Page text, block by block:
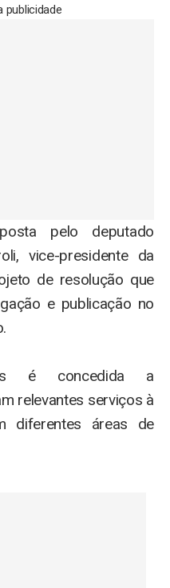
publicidade
pelo deputado
vice-presidente da
de resolução que
e publicação no
é concedida a
relevantes serviços à
diferentes áreas de